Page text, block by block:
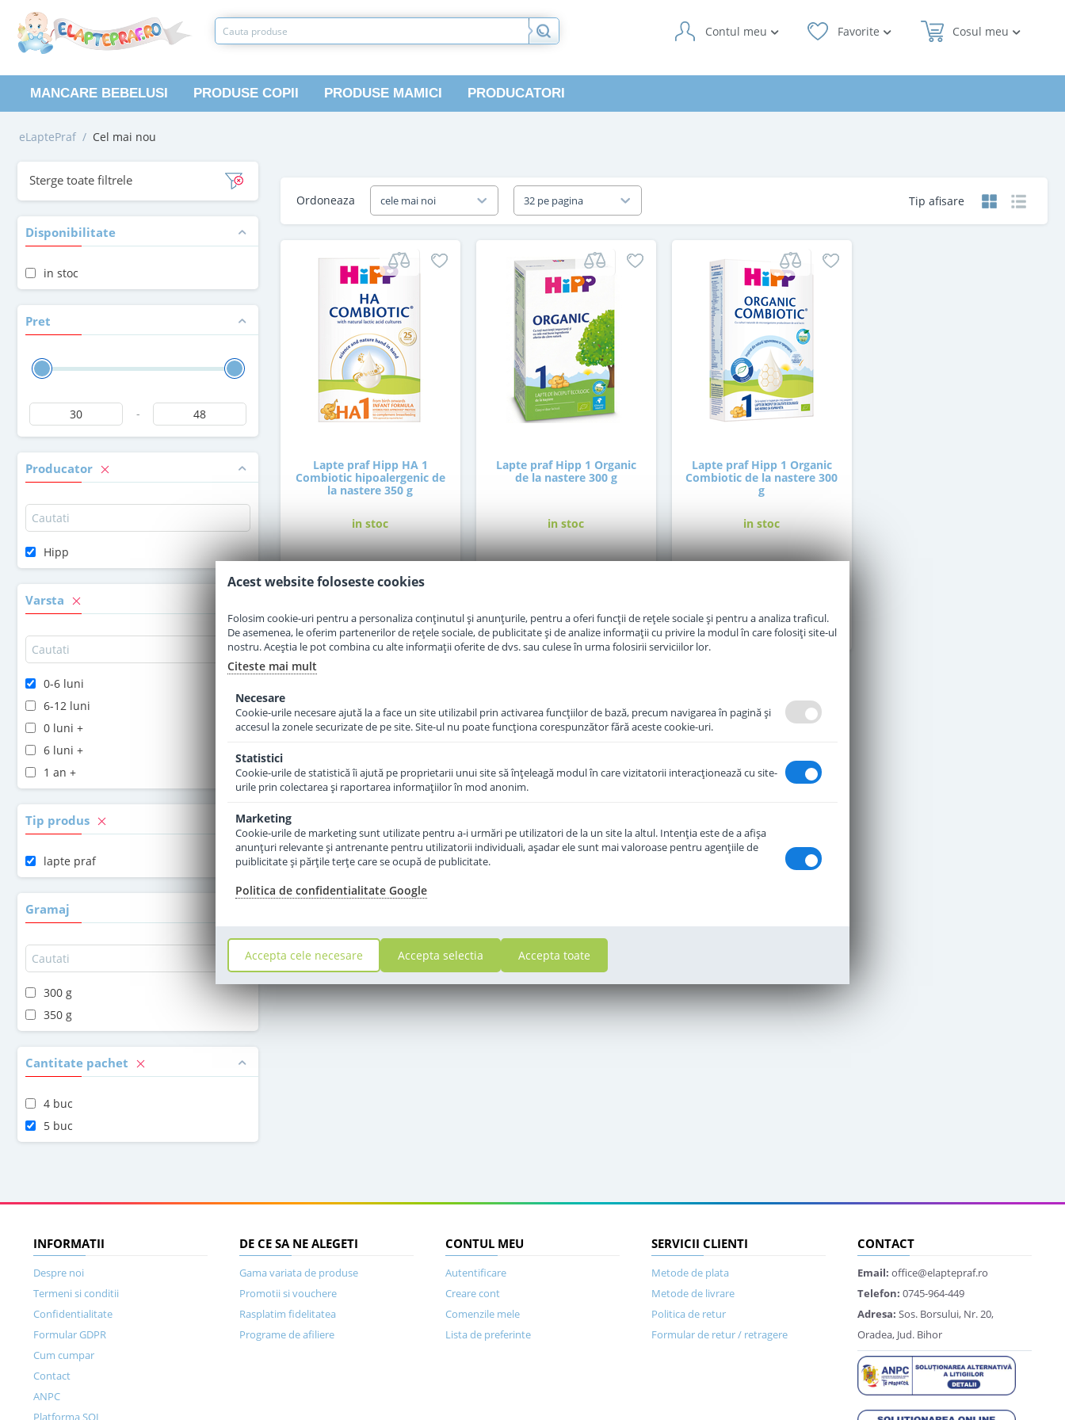
Cosul meu
Favorite
Contul meu
MANCARE BEBELUSI PRODUSE COPII PRODUSE MAMICI PRODUCATORI
eLaptePraf / Cel mai nou
Sterge toate filtrele
Disponibilitate
in stoc
Pret
-
Producator
Hipp
Varsta
0-6 luni
6-12 luni
0 luni +
6 luni +
1 an +
Tip produs
lapte praf
Gramaj
300 g
350 g
Cantitate pachet
4 buc
5 buc
Tip afisare
Ordoneaza cele mai noi 32 pe pagina
Lapte praf Hipp HA 1
Combiotic hipoalergenic de
la nastere 350 g
in stoc
47 Lei
Adauga in cos
Lapte praf Hipp 1 Organic
de la nastere 300 g
in stoc
Adauga in cos
Lapte praf Hipp 1 Organic
Combiotic de la nastere 300
g
in stoc
Adauga in cos
INFORMATII
Despre noi
Termeni si conditii
Confidentialitate
Formular GDPR
Cum cumpar
Contact
ANPC
Platforma SOL
DE CE SA NE ALEGETI
Gama variata de produse
Promotii si vouchere
Rasplatim fidelitatea
Programe de afiliere
CONTUL MEU
Autentificare
Creare cont
Comenzile mele
Lista de preferinte
SERVICII CLIENTI
Metode de plata
Metode de livrare
Politica de retur
Formular de retur / retragere
CONTACT
Email: office@elaptepraf.ro
Telefon: 0745-964-449
Adresa: Sos. Borsului, Nr. 20,
Oradea, Jud. Bihor
Acest website foloseste cookies
Folosim cookie-uri pentru a personaliza conținutul și anunțurile, pentru a oferi funcții de rețele sociale și pentru a analiza traficul.
De asemenea, le oferim partenerilor de rețele sociale, de publicitate și de analize informații cu privire la modul în care folosiți site-ul
nostru. Aceștia le pot combina cu alte informații oferite de dvs. sau culese în urma folosirii serviciilor lor.
Citeste mai mult
Necesare
Cookie-urile necesare ajută la a face un site utilizabil prin activarea funcţiilor de bază, precum navigarea în pagină şi
accesul la zonele securizate de pe site. Site-ul nu poate funcţiona corespunzător fără aceste cookie-uri.
Statistici
Cookie-urile de statistică îi ajută pe proprietarii unui site să înţeleagă modul în care vizitatorii interacţionează cu site-
urile prin colectarea şi raportarea informaţiilor în mod anonim.
Marketing
Cookie-urile de marketing sunt utilizate pentru a-i urmări pe utilizatori de la un site la altul. Intenţia este de a afişa
anunţuri relevante şi antrenante pentru utilizatorii individuali, aşadar ele sunt mai valoroase pentru agenţiile de
puiblicitate şi părţile terţe care se ocupă de publicitate.
Politica de confidentialitate Google
Accepta cele necesare Accepta selectia Accepta toate